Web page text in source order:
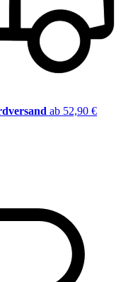
ab 52,90 €